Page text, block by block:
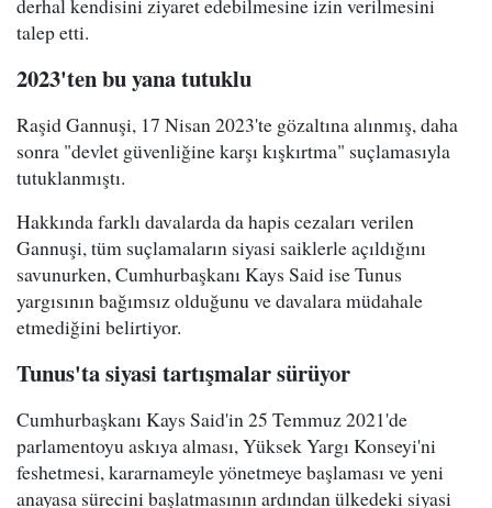
derhal kendisini ziyaret edebilmesine izin verilmesini
talep etti.
2023'ten bu yana tutuklu
Raşid Gannuşi, 17 Nisan 2023'te gözaltına alınmış, daha
sonra "devlet güvenliğine karşı kışkırtma" suçlamasıyla
tutuklanmıştı.
Hakkında farklı davalarda da hapis cezaları verilen
Gannuşi, tüm suçlamaların siyasi saiklerle açıldığını
savunurken, Cumhurbaşkanı Kays Said ise Tunus
yargısının bağımsız olduğunu ve davalara müdahale
etmediğini belirtiyor.
Tunus'ta siyasi tartışmalar sürüyor
Cumhurbaşkanı Kays Said'in 25 Temmuz 2021'de
parlamentoyu askıya alması, Yüksek Yargı Konseyi'ni
feshetmesi, kararnameyle yönetmeye başlaması ve yeni
anayasa sürecini başlatmasının ardından ülkedeki siyasi